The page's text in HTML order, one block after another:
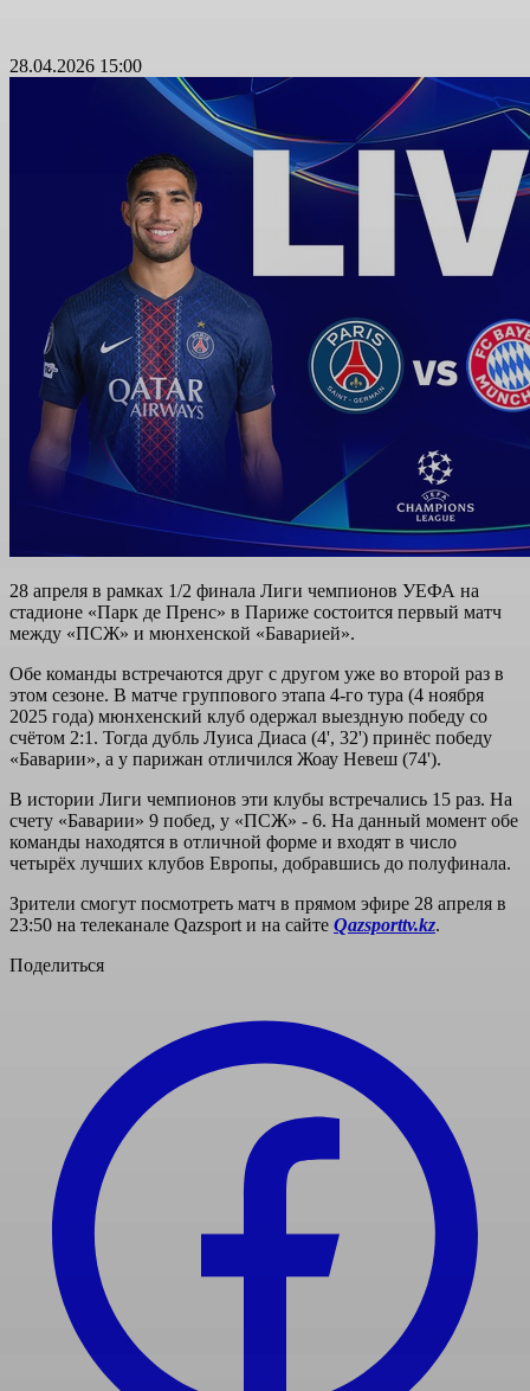
28.04.2026 15:00
28 апреля в рамках 1/2 финала Лиги чемпионов УЕФА на
стадионе «Парк де Пренс» в Париже состоится первый матч
между «ПСЖ» и мюнхенской «Баварией».
Обе команды встречаются друг с другом уже во второй раз в
этом сезоне. В матче группового этапа 4-го тура (4 ноября
2025 года) мюнхенский клуб одержал выездную победу со
счётом 2:1. Тогда дубль Луиса Диаса (4', 32') принёс победу
«Баварии», а у парижан отличился Жоау Невеш (74').
В истории Лиги чемпионов эти клубы встречались 15 раз. На
счету «Баварии» 9 побед, у «ПСЖ» - 6. На данный момент обе
команды находятся в отличной форме и входят в число
четырёх лучших клубов Европы, добравшись до полуфинала.
Зрители смогут посмотреть матч в прямом эфире 28 апреля в
23:50 на телеканале Qazsport и на сайте Qazsporttv.kz.
Поделиться